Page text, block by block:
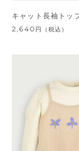
キャット長袖トッ
2,640 円 （税込）